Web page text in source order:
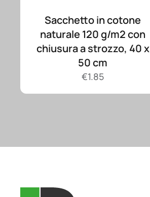
Sacchetto in cotone
naturale 120 g/m2 con
chiusura a strozzo, 40 x
50 cm
€1.85